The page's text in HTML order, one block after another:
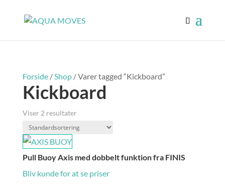
Forside/Shop/ Varer tagged “Kickboard”
Kickboard
Viser 2 resultater
Pull Buoy Axis med dobbelt funktion fra FINIS
Bliv kunde for at se priser